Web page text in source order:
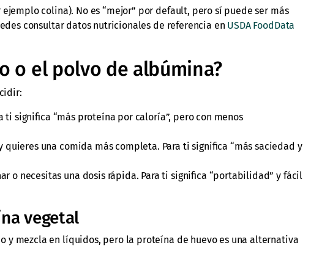
colina). No es “mejor” por default, pero sí puede ser más
consultar datos nutricionales de referencia en USDA FoodData
o el polvo de albúmina?
significa “más proteína por caloría”, pero con menos
una comida más completa. Para ti significa “más saciedad y
o necesitas una dosis rápida. Para ti significa “portabilidad” y fácil
vegetal
y mezcla en líquidos, pero la proteína de huevo es una alternativa